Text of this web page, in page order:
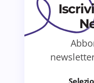
Salva il mio
per il